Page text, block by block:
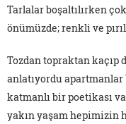
Tarlalar boşaltılırken
önümüzde; renkli ve pırıl
Tozdan topraktan kaçıp
anlatıyordu apartmanlar
katmanlı bir poetikası
yakın yaşam hepimizin